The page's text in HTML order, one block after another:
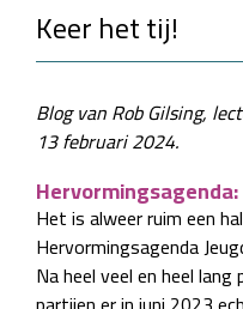
Keer het tij!
Blog van Rob Gilsing,
13 februari 2024.
Het is alweer ruim een
Hervormingsagenda
Na heel veel en heel